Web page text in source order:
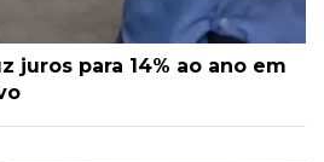
juros para 14% ao ano em